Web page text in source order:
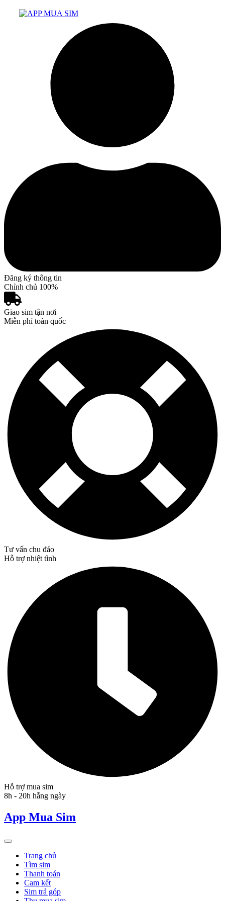
Đăng ký thông tin
Chỉnh chủ 100%
Giao sim tận nơi
Miễn phí toàn quốc
Tư vấn chu đáo
Hỗ trợ nhiệt tình
Hỗ trợ mua sim
8h - 20h hằng ngày
App Mua Sim
Trang chủ
Tìm sim
Thanh toán
Cam kết
Sim trả góp